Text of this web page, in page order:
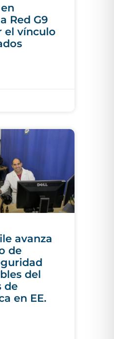
Red G9
el vínculo
avanza
de
del
de
en EE.